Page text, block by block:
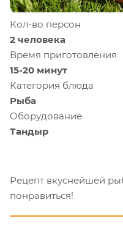
Кол-во персон
2 человека
Время приготовления
15-20 минут
Категория блюда
Рыба
Оборудование
Тандыр
Рецепт вкуснейшей
понравиться!